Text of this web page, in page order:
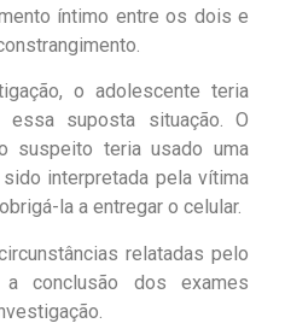
íntimo entre os dois e
o adolescente teria
suposta situação. O
suspeito teria usado uma
interpretada pela vítima
la a entregar o celular.
relatadas pelo
conclusão dos exames